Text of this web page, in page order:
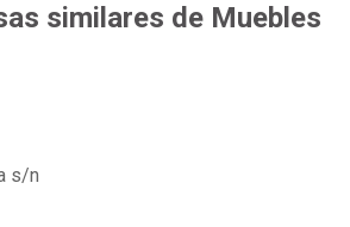
similares de Muebles
s/n